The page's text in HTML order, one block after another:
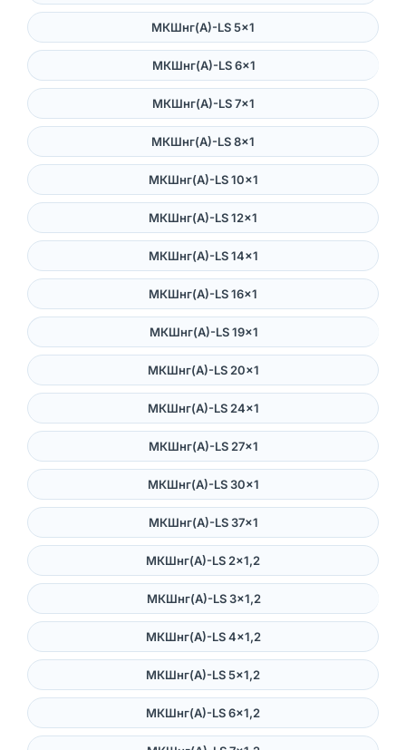
МКШнг(А)-LS 5×1
МКШнг(А)-LS 6×1
МКШнг(А)-LS 7×1
МКШнг(А)-LS 8×1
МКШнг(А)-LS 10×1
МКШнг(А)-LS 12×1
МКШнг(А)-LS 14×1
МКШнг(А)-LS 16×1
МКШнг(А)-LS 19×1
МКШнг(А)-LS 20×1
МКШнг(А)-LS 24×1
МКШнг(А)-LS 27×1
МКШнг(А)-LS 30×1
МКШнг(А)-LS 37×1
МКШнг(А)-LS 2×1,2
МКШнг(А)-LS 3×1,2
МКШнг(А)-LS 4×1,2
МКШнг(А)-LS 5×1,2
МКШнг(А)-LS 6×1,2